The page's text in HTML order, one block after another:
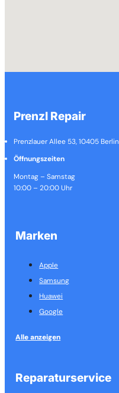
Prenzl Repair
Prenzlauer Allee 53, 10405 Berlin
Öffnungszeiten
Montag – Samstag
10:00 – 20:00 Uhr
Marken
Apple
Samsung
Huawei
Google
Alle anzeigen
Reparaturservice